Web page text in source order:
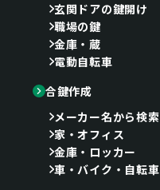
玄関ドアの鍵開け
職場の鍵
金庫・蔵
電動自転車
合鍵作成
メーカー名から検索
家・オフィス
金庫・ロッカー
車・バイク・自転車